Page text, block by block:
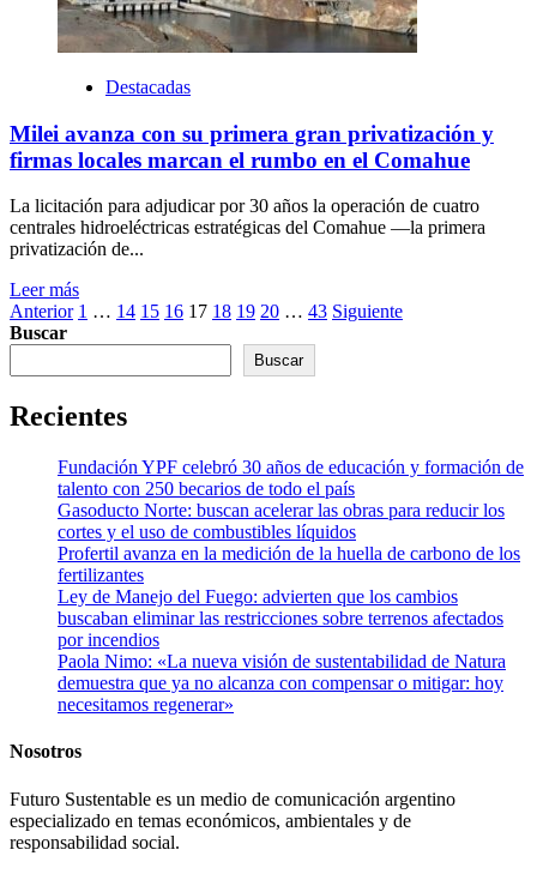
Destacadas
Milei avanza con su primera gran privatización y
firmas locales marcan el rumbo en el Comahue
La licitación para adjudicar por 30 años la operación de cuatro
centrales hidroeléctricas estratégicas del Comahue —la primera
privatización de...
Leer más
Paginación
de
entradas
Anterior 1 … 14 15 16 17 18 19 20 … 43 Siguiente
Buscar
Buscar
Recientes
Fundación YPF celebró 30 años de educación y formación de
talento con 250 becarios de todo el país
Gasoducto Norte: buscan acelerar las obras para reducir los
cortes y el uso de combustibles líquidos
Profertil avanza en la medición de la huella de carbono de los
fertilizantes
Ley de Manejo del Fuego: advierten que los cambios
buscaban eliminar las restricciones sobre terrenos afectados
por incendios
Paola Nimo: «La nueva visión de sustentabilidad de Natura
demuestra que ya no alcanza con compensar o mitigar: hoy
necesitamos regenerar»
Nosotros
Futuro Sustentable es un medio de comunicación argentino
especializado en temas económicos, ambientales y de
responsabilidad social.